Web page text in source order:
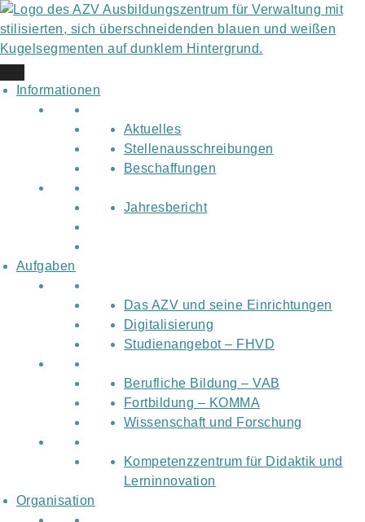
Skip
to
content
Informationen
Aktuelles
Stellenausschreibungen
Beschaffungen
Jahresbericht
Aufgaben
Das AZV und seine Einrichtungen
Digitalisierung
Studienangebot – FHVD
Berufliche Bildung – VAB
Fortbildung – KOMMA
Wissenschaft und Forschung
Kompetenzzentrum für Didaktik und
Lerninnovation
Organisation